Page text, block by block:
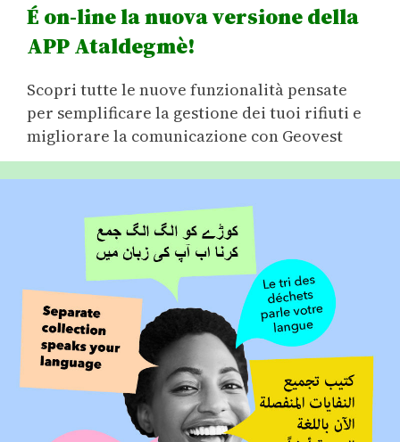
É on-line la nuova versione della
APP Ataldegmè!
Scopri tutte le nuove funzionalità pensate
per semplificare la gestione dei tuoi rifiuti e
migliorare la comunicazione con Geovest